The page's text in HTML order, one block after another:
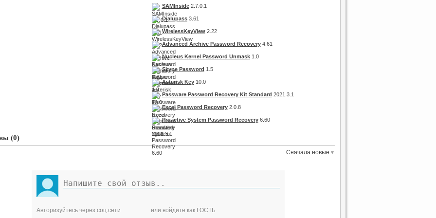
SAMInside2.7.0.1
Dialupass3.61
WirelessKeyView2.22
Advanced Archive Password Recovery4.61
Nucleus Kernel Password Unmask1.0
Skype Password 1.5
Asterisk Key10.0
Passware Password Recovery Kit Standard 2021.3.1
Excel Password Recovery2.0.8
Proactive System Password Recovery6.60
(0)
Сначала новые
Авторизуйтесь через соц.сети или войдите как ГОСТЬ